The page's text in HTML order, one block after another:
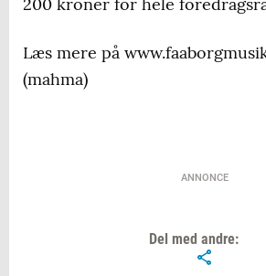
Læs mere på
(mahma)
ANNONCE
Del med andre: